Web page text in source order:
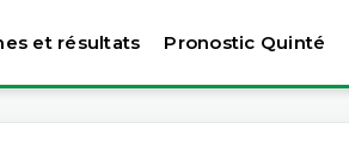
et résultats Pronostic Quinté